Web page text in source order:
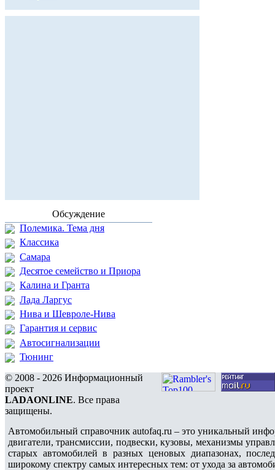
Обсуждение
Полемика. Тема дня
Классика
Самара
Десятое семейство и Приора
Калина и Гранта
Лада Ларгус
Нива и Шевроле-Нива
Гарантия и сервис
Автосигнализации
Тюнинг
© 2008 - 2026 Информационный
проект
LADAONLINE. Все права
защищены.
Автомобильный справочник autofaq.ru – это уникальный
двигатели, трансмиссии, подвески, кузовы, механизмы
старых автомобилей в разных ценовых диапазонах,
широкому спектру самых интересных тем: от ухода за